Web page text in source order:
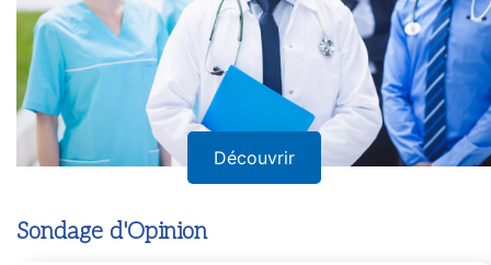
Découvrir
Sondage d'Opinion